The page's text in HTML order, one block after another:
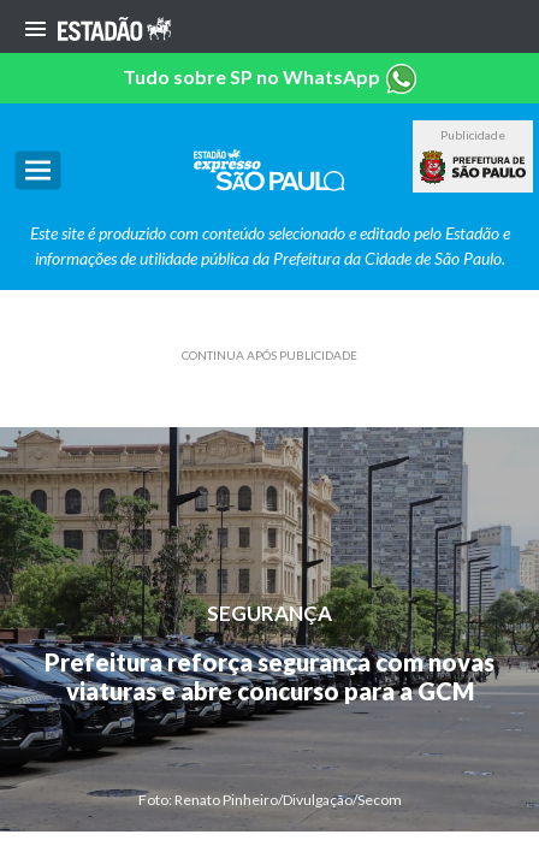
Tudo sobre SP no WhatsApp
Publicidade
Este site é produzido com conteúdo selecionado e editado pelo Estadão e
informações de utilidade pública da Prefeitura da Cidade de São Paulo.
CONTINUA APÓS PUBLICIDADE
SEGURANÇA
Prefeitura reforça segurança com novas
viaturas e abre concurso para a GCM
Foto: Renato Pinheiro/Divulgação/Secom